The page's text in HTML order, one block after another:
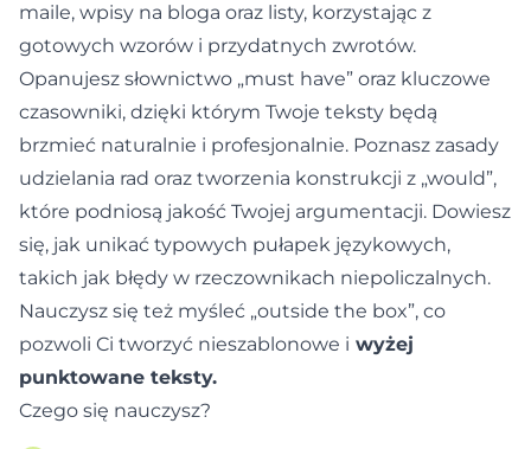
maile, wpisy na bloga oraz listy, korzystając z
gotowych wzorów i przydatnych zwrotów.
Opanujesz słownictwo „must have” oraz kluczowe
czasowniki, dzięki którym Twoje teksty będą
brzmieć naturalnie i profesjonalnie. Poznasz zasady
udzielania rad oraz tworzenia konstrukcji z „would”,
które podniosą jakość Twojej argumentacji. Dowiesz
się, jak unikać typowych pułapek językowych,
takich jak błędy w rzeczownikach niepoliczalnych.
Nauczysz się też myśleć „outside the box”, co
pozwoli Ci tworzyć nieszablonowe i wyżej
punktowane teksty.
Czego się nauczysz?